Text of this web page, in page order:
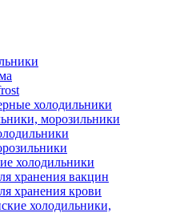
холодильники
морозильники
холодильники
хранения вакцин
хранения крови
холодильники,